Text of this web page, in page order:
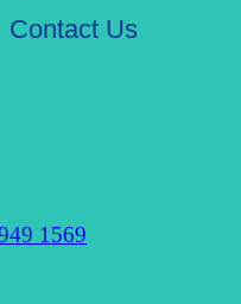
Contact Us
1569